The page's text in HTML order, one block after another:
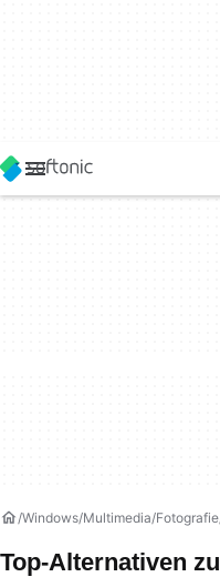
Windows Multimedia Fotografie
Top-Alternativen zu